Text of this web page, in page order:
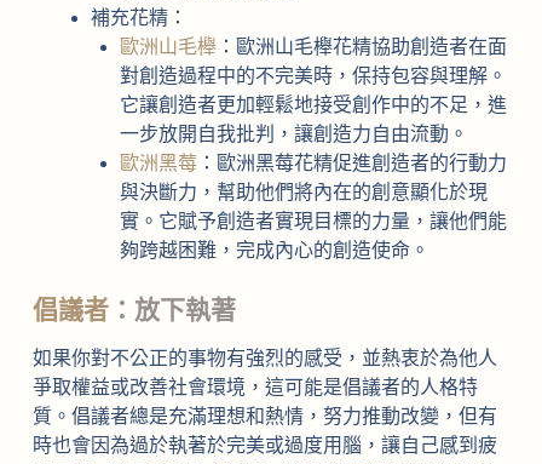
補充花精：
歐洲山毛櫸：歐洲山毛櫸花精協助創造者在面
對創造過程中的不完美時，保持包容與理解。
它讓創造者更加輕鬆地接受創作中的不足，進
一步放開自我批判，讓創造力自由流動。
歐洲黑莓：歐洲黑莓花精促進創造者的行動力
與決斷力，幫助他們將內在的創意顯化於現
實。它賦予創造者實現目標的力量，讓他們能
夠跨越困難，完成內心的創造使命。
倡議者：放下執著
如果你對不公正的事物有強烈的感受，並熱衷於為他人
爭取權益或改善社會環境，這可能是倡議者的人格特
質。倡議者總是充滿理想和熱情，努力推動改變，但有
時也會因為過於執著於完美或過度用腦，讓自己感到疲